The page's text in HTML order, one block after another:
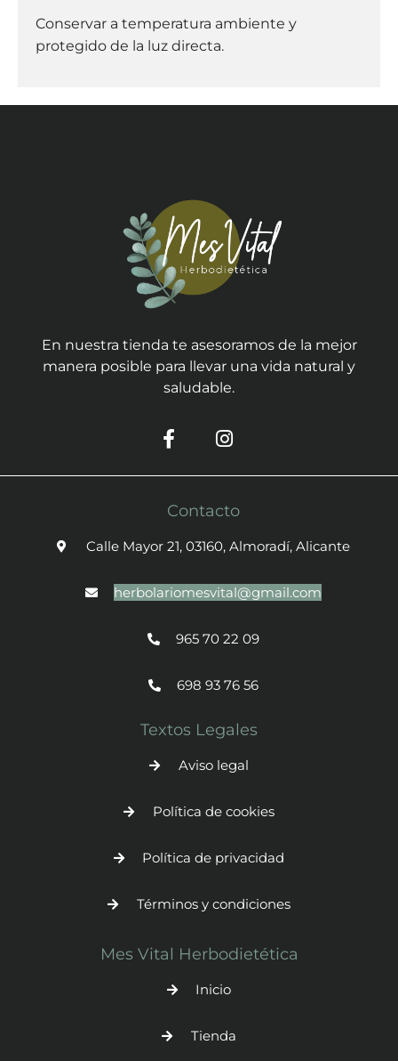
Conservar a temperatura ambiente y
protegido de la luz directa.
En nuestra tienda te asesoramos de la mejor
manera posible para llevar una vida natural y
saludable.
Contacto
Calle Mayor 21, 03160, Almoradí, Alicante
herbolariomesvital@gmail.com
965 70 22 09
698 93 76 56
Textos Legales
Aviso legal
Política de cookies
Política de privacidad
Términos y condiciones
Mes Vital Herbodietética
Inicio
Tienda